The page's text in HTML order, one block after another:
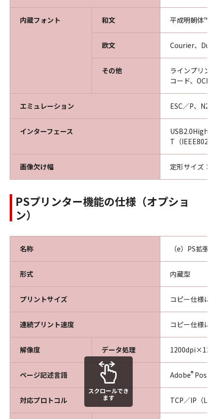
内蔵フォント 和文 平成明朝体
欧文 Courier、
その他
ラインプリン
コード、OCR
エミュレーション ESC／P、
インターフェース
USB2.0High-
T（IEEE802.3
画像欠け幅 定形サイズ：
PSプリンター機能の仕様（オプショ
ン）
名称 （e）PS拡張
形式 内蔵型
プリントサイズ コピー仕様に
連続プリント速度 コピー仕様に
解像度 データ処理
ページ記述言語 Adobe®
対応プロトコル TCP／IP（
スクロールでき
ます